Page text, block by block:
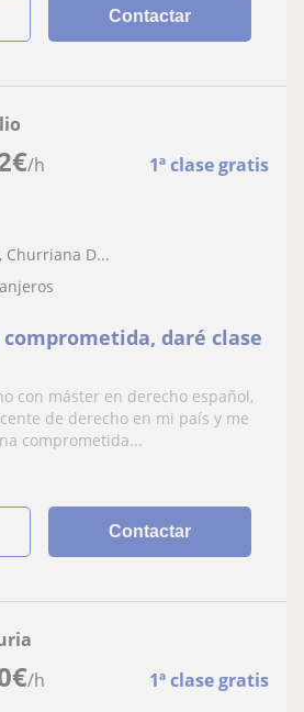
Contactar
€/h 1ª clase gratis
Churriana D...
daré clase
con máster en derecho español,
de derecho en mi país y me
comprometida...
Contactar
€/h 1ª clase gratis